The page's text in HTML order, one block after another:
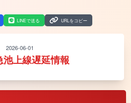
LINEで送る URLをコピー
2026-06-01
池上線遅延情報